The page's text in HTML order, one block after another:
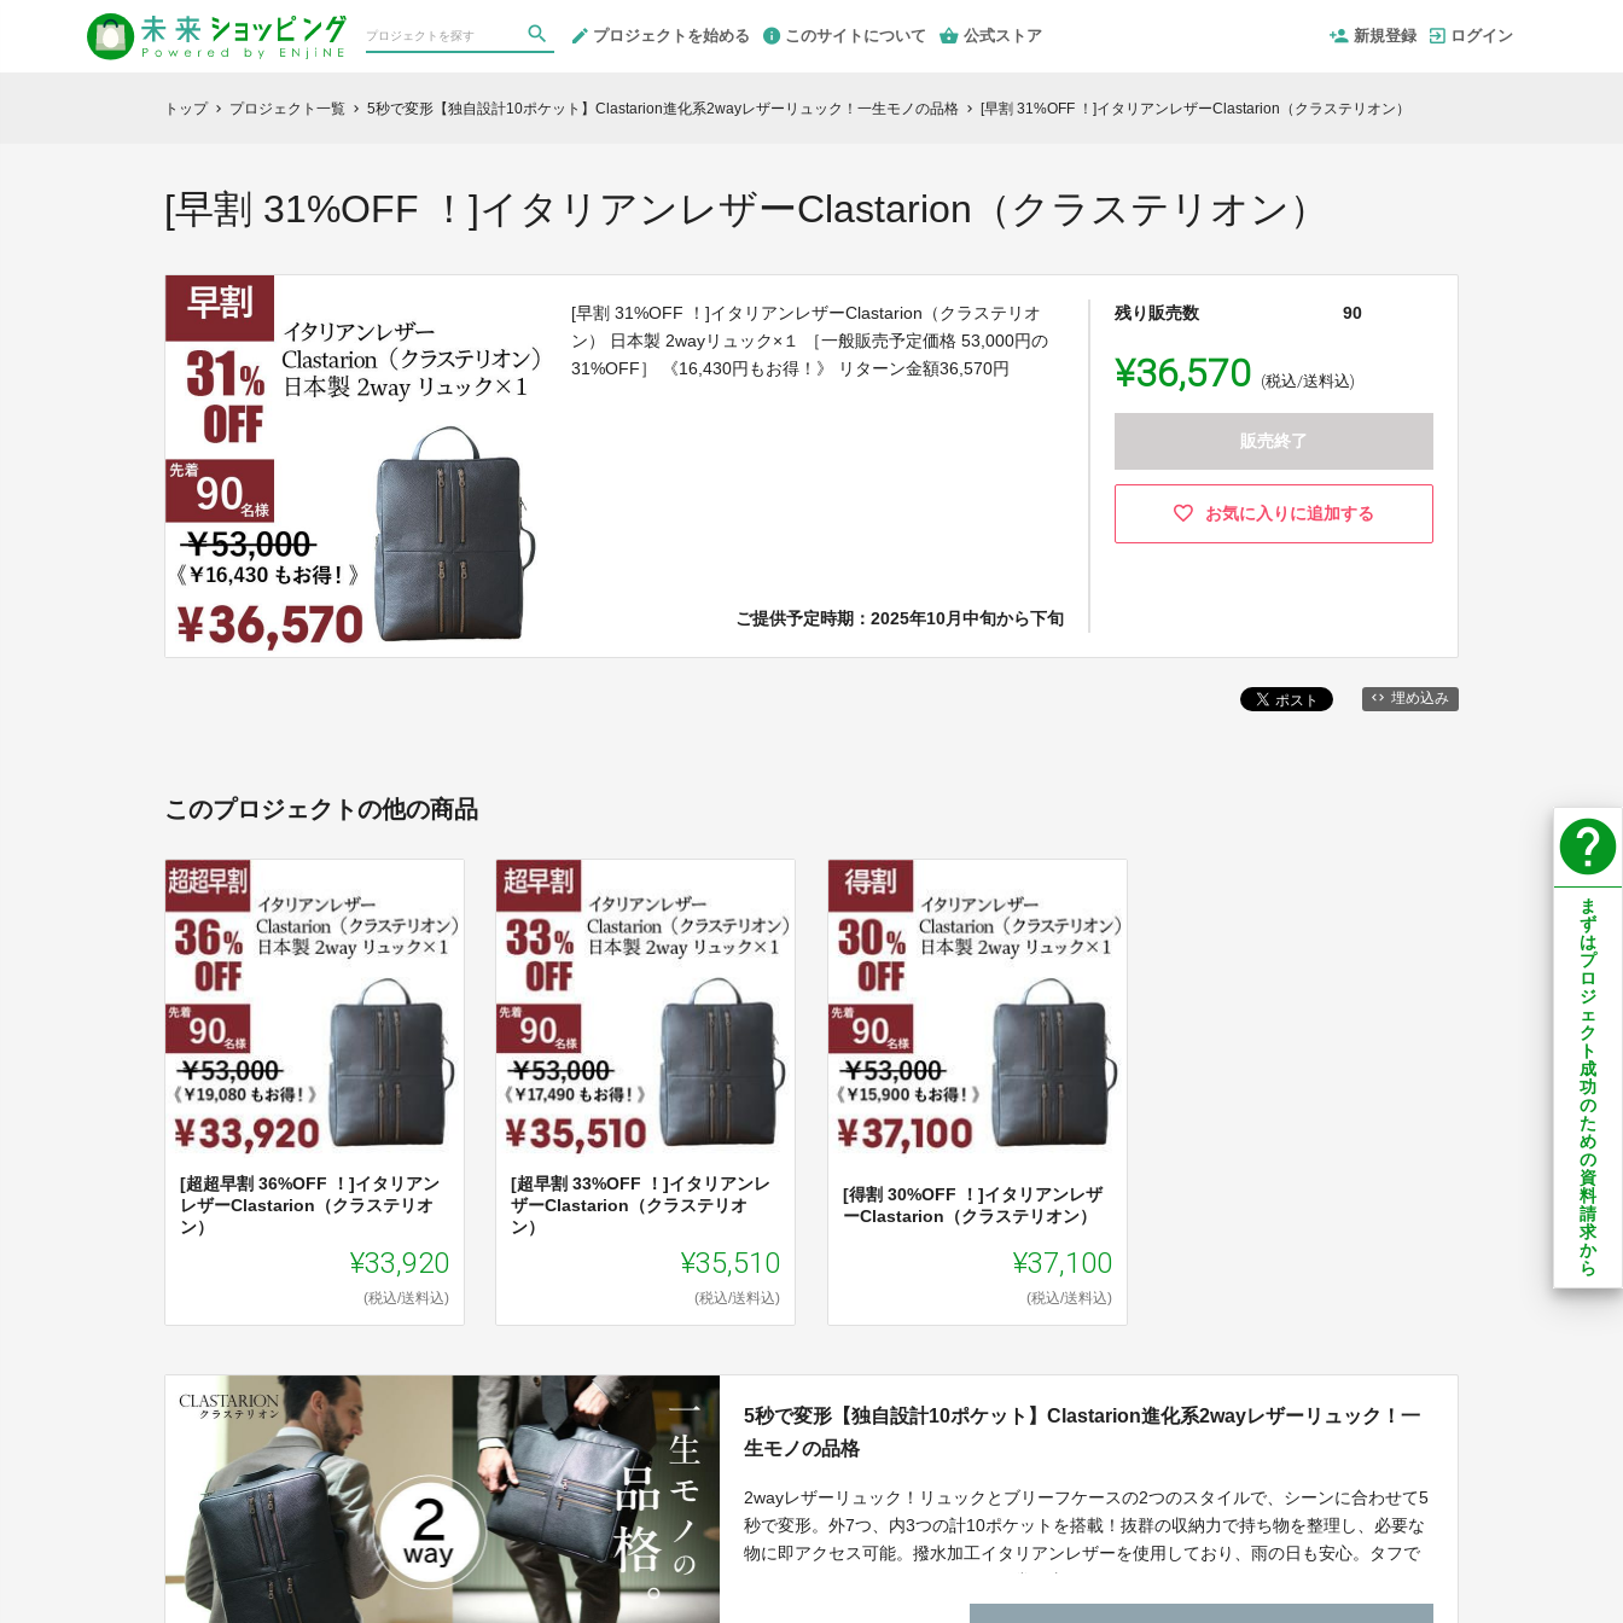
プロジェクトを始める このサイトについて 公式ストア 新規登録 ログイン
トップ chevron_right プロジェクト一覧 chevron_right 5秒で変形【独自設計10ポケット】Clastarion進化系2wayレザーリュック！一生モノの品格 chevron_right [早割 31%OFF ！]イタリアンレザーClastarion（クラステリオン）
[早割 31%OFF ！]イタリアンレザーClastarion（クラステリオン）
[早割 31%OFF ！]イタリアンレザーClastarion（クラステリオ
ン） 日本製 2wayリュック×１ ［一般販売予定価格 53,000円の
31%OFF］ 《16,430円もお得！》 リターン金額36,570円
ご提供予定時期：2025年10月中旬から下旬
残り販売数 90
¥36,570 (税込/送料込)
販売終了
お気に入りに追加する
埋め込み
このプロジェクトの他の商品
[超超早割 36%OFF ！]イタリアン
レザーClastarion（クラステリオ
ン）
¥33,920
(税込/送料込)
[超早割 33%OFF ！]イタリアンレ
ザーClastarion（クラステリオ
ン）
¥35,510
(税込/送料込)
[得割 30%OFF ！]イタリアンレザ
ーClastarion（クラステリオン）
¥37,100
(税込/送料込)
5秒で変形【独自設計10ポケット】Clastarion進化系2wayレザーリュック！一
生モノの品格
2wayレザーリュック！リュックとブリーフケースの2つのスタイルで、シーンに合わせて5
秒で変形。外7つ、内3つの計10ポケットを搭載！抜群の収納力で持ち物を整理し、必要な
物に即アクセス可能。撥水加工イタリアンレザーを使用しており、雨の日も安心。タフで
help
ま
ず
は
プ
ロ
ジ
ェ
ク
ト
成
功
の
た
め
の
資
料
請
求
か
ら